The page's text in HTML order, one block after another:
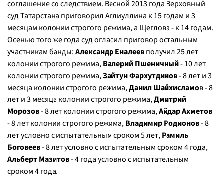
соглашение со следствием. Весной 2013 года Верховный
суд Татарстана приговорил Аглиуллина к 15 годам и 3
месяцам колонии строгого режима, а Щеглова - к 14 годам.
Осенью того же года суд огласил приговор остальным
участникам банды:Александр Еналеевполучил 25 лет
колонии строгого режима,Валерий Пшеничный- 10 лет
колонии строгого режима,Зайтун Фархутдинов- 8 лет и 3
месяца колонии строгого режима,Данил Шайхисламов - 8
лет и 3 месяца колонии строгого режима,Дмитрий
Морозов- 8 лет колонии строгого режима,Айдар Ахметов
- 8 лет колонии строгого режима,Владимир Родионов- 8
лет условно с испытательным сроком 5 лет,Рамиль
Боговеев- 8 лет условно с испытательным сроком 4 года,
Альберт Мазитов- 4 года условно с испытательным
сроком 4 года.